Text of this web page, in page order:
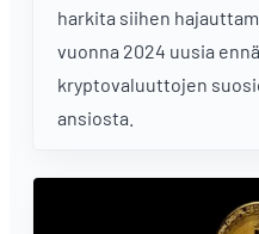
harkita siihen
vuonna 2024 uusia
kryptovaluuttojen
ansiosta.